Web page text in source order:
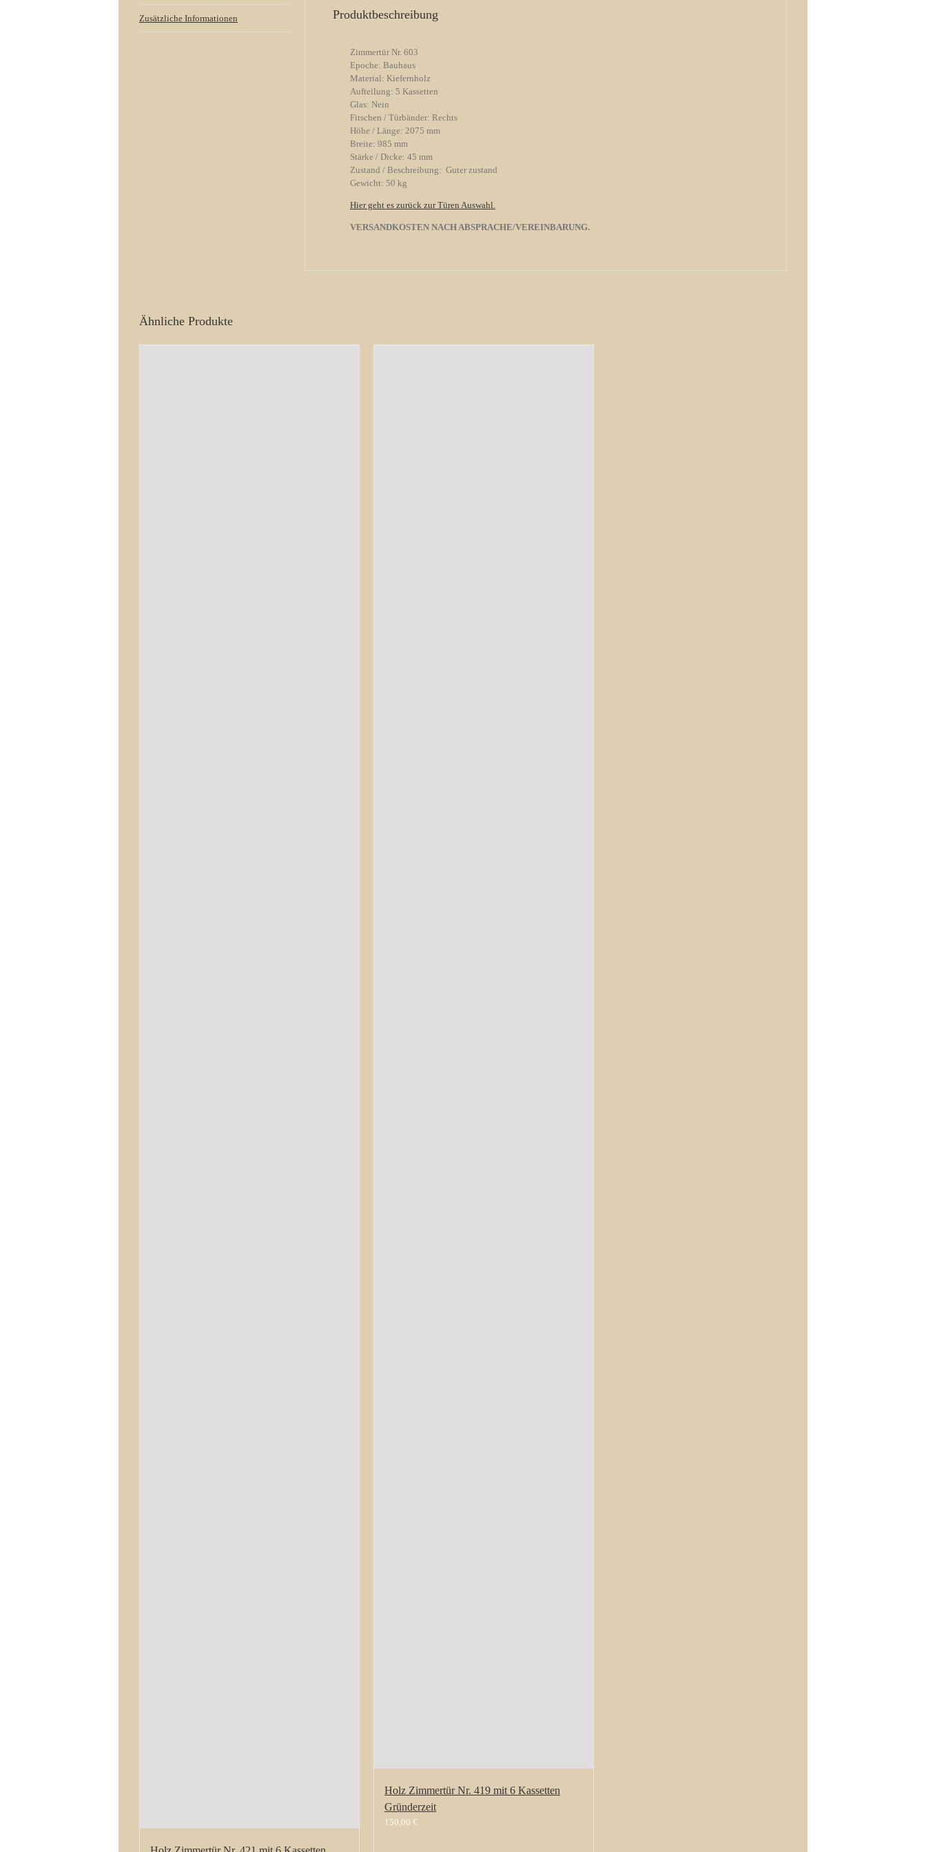
Zusätzliche Informationen Produktbeschreibung
Zimmertür Nr. 603
Epoche: Bauhaus
Material: Kiefernholz
Aufteilung: 5 Kassetten
Glas: Nein
Fitschen / Türbänder: Rechts
Höhe / Länge: 2075 mm
Breite: 985 mm
Stärke / Dicke: 45 mm
Zustand / Beschreibung: Guter zustand
Gewicht: 50 kg
Hier geht es zurück zur Türen Auswahl.
VERSANDKOSTEN NACH ABSPRACHE/VEREINBARUNG.
Ähnliche Produkte
Holz Zimmertür Nr. 419 mit 6 Kassetten
Gründerzeit
150,00 €